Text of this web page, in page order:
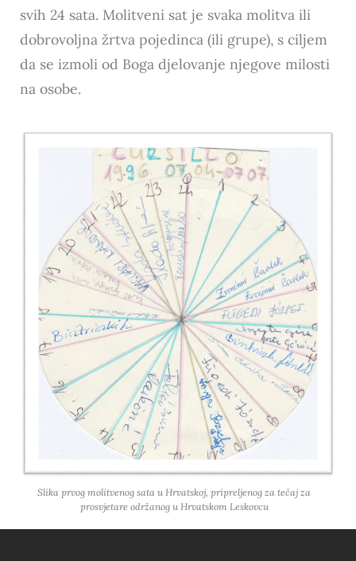
svih 24 sata. Molitveni sat je svaka molitva ili
dobrovoljna žrtva pojedinca (ili grupe), s ciljem
da se izmoli od Boga djelovanje njegove milosti
na osobe.
Slika prvog molitvenog sata u Hrvatskoj, pripreljenog za tečaj za
prosvjetare održanog u Hrvatskom Leskovcu